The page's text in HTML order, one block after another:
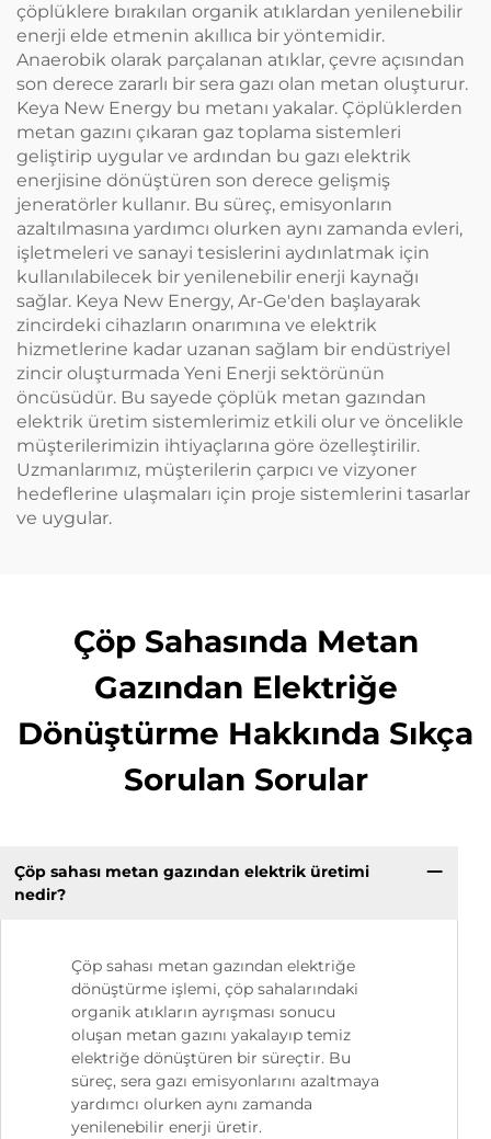
çöplüklere bırakılan organik atıklardan yenilenebilir
enerji elde etmenin akıllıca bir yöntemidir.
Anaerobik olarak parçalanan atıklar, çevre açısından
son derece zararlı bir sera gazı olan metan oluşturur.
Keya New Energy bu metanı yakalar. Çöplüklerden
metan gazını çıkaran gaz toplama sistemleri
geliştirip uygular ve ardından bu gazı elektrik
enerjisine dönüştüren son derece gelişmiş
jeneratörler kullanır. Bu süreç, emisyonların
azaltılmasına yardımcı olurken aynı zamanda evleri,
işletmeleri ve sanayi tesislerini aydınlatmak için
kullanılabilecek bir yenilenebilir enerji kaynağı
sağlar. Keya New Energy, Ar-Ge'den başlayarak
zincirdeki cihazların onarımına ve elektrik
hizmetlerine kadar uzanan sağlam bir endüstriyel
zincir oluşturmada Yeni Enerji sektörünün
öncüsüdür. Bu sayede çöplük metan gazından
elektrik üretim sistemlerimiz etkili olur ve öncelikle
müşterilerimizin ihtiyaçlarına göre özelleştirilir.
Uzmanlarımız, müşterilerin çarpıcı ve vizyoner
hedeflerine ulaşmaları için proje sistemlerini tasarlar
ve uygular.
Çöp Sahasında Metan
Gazından Elektriğe
Dönüştürme Hakkında Sıkça
Sorulan Sorular
Çöp sahası metan gazından elektrik üretimi
nedir?
Çöp sahası metan gazından elektriğe
dönüştürme işlemi, çöp sahalarındaki
organik atıkların ayrışması sonucu
oluşan metan gazını yakalayıp temiz
elektriğe dönüştüren bir süreçtir. Bu
süreç, sera gazı emisyonlarını azaltmaya
yardımcı olurken aynı zamanda
yenilenebilir enerji üretir.